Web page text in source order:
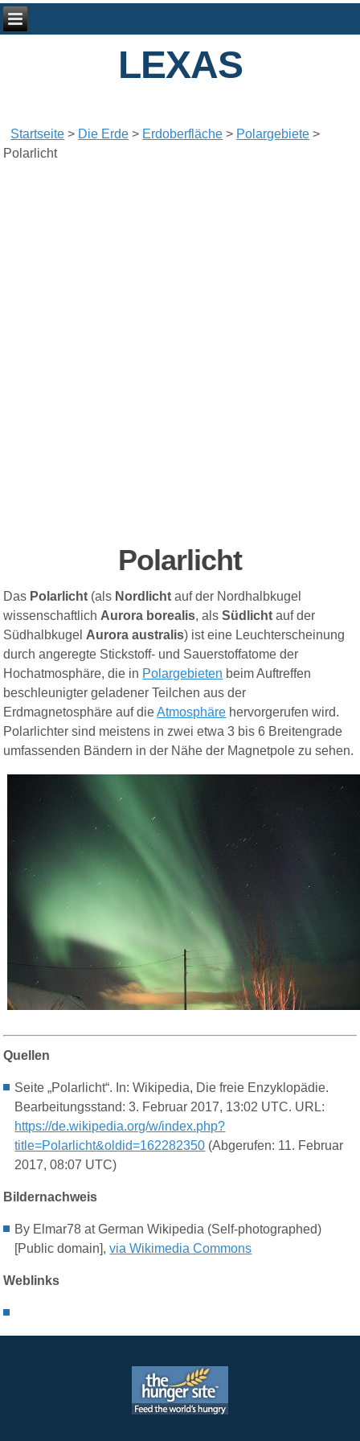
LEXAS
Startseite > Die Erde > Erdoberfläche > Polargebiete >
Polarlicht
Polarlicht
Das Polarlicht (als Nordlicht auf der Nordhalbkugel
wissenschaftlichAurora borealis, alsSüdlicht auf der
SüdhalbkugelAuroraaustralis) ist eine Leuchterscheinung
durch angeregte Stickstoff- und Sauerstoffatome der
Hochatmosphäre, die in Polargebieten beim Auftreffen
beschleunigter geladener Teilchen aus der
Erdmagnetosphäre auf dieAtmosphäre hervorgerufen wird.
Polarlichter sind meistens in zwei etwa 3 bis 6 Breitengrade
umfassenden Bändern in der Nähe der Magnetpole zu sehen.
Quellen
Seite „Polarlicht“. In: Wikipedia, Die freie Enzyklopädie.
Bearbeitungsstand: 3. Februar 2017, 13:02 UTC. URL:
https://de.wikipedia.org/w/index.php?
title=Polarlicht&oldid=162282350 (Abgerufen: 11. Februar
2017, 08:07 UTC)
Bildernachweis
By Elmar78 at German Wikipedia (Self-photographed)
[Public domain],via Wikimedia Commons
Weblinks